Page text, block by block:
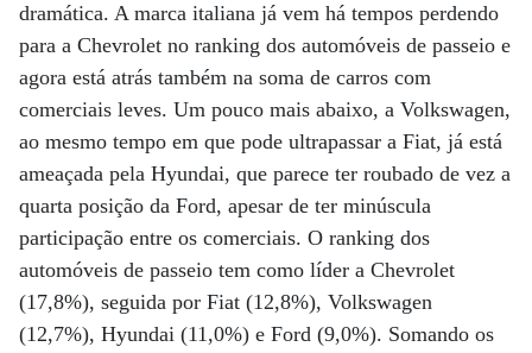
dramática. A marca italiana já vem há tempos perdendo
para a Chevrolet no ranking dos automóveis de passeio e
agora está atrás também na soma de carros com
comerciais leves. Um pouco mais abaixo, a Volkswagen,
ao mesmo tempo em que pode ultrapassar a Fiat, já está
ameaçada pela Hyundai, que parece ter roubado de vez a
quarta posição da Ford, apesar de ter minúscula
participação entre os comerciais. O ranking dos
automóveis de passeio tem como líder a Chevrolet
(17,8%), seguida por Fiat (12,8%), Volkswagen
(12,7%), Hyundai (11,0%) e Ford (9,0%). Somando os